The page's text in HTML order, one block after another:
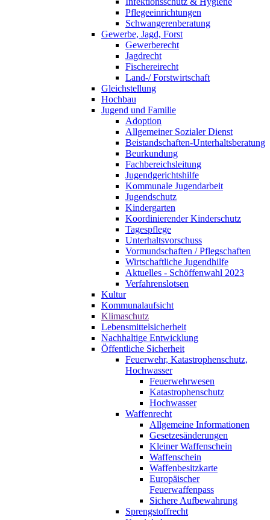
Pflegeeinrichtungen
Schwangerenberatung
Gewerbe, Jagd, Forst
Gewerberecht
Jagdrecht
Fischereirecht
Land-/ Forstwirtschaft
Gleichstellung
Hochbau
Jugend und Familie
Adoption
Allgemeiner Sozialer Dienst
Beistandschaften-Unterhaltsberatung
Beurkundung
Fachbereichsleitung
Jugendgerichtshilfe
Kommunale Jugendarbeit
Jugendschutz
Kindergarten
Koordinierender Kinderschutz
Tagespflege
Unterhaltsvorschuss
Vormundschaften / Pflegschaften
Wirtschaftliche Jugendhilfe
Aktuelles - Schöffenwahl 2023
Verfahrenslotsen
Kultur
Kommunalaufsicht
Klimaschutz
Lebensmittelsicherheit
Nachhaltige Entwicklung
Öffentliche Sicherheit
Feuerwehr, Katastrophenschutz,
Hochwasser
Feuerwehrwesen
Katastrophenschutz
Hochwasser
Waffenrecht
Allgemeine Informationen
Gesetzesänderungen
Kleiner Waffenschein
Waffenschein
Waffenbesitzkarte
Europäischer
Feuerwaffenpass
Sichere Aufbewahrung
Sprengstoffrecht